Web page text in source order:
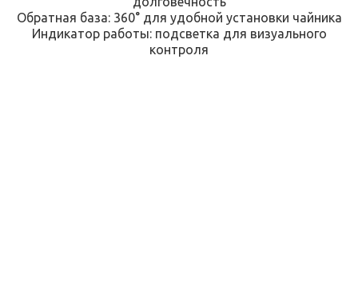
Обратная база: 360° для удобной установки чайника
Индикатор работы: подсветка для визуального
контроля